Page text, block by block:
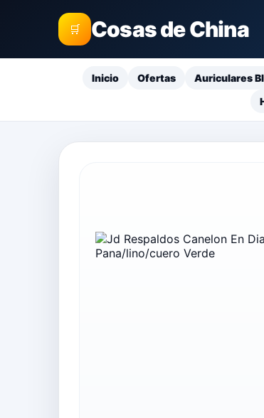
🛒 Cosas de China
Inicio Ofertas Auriculares